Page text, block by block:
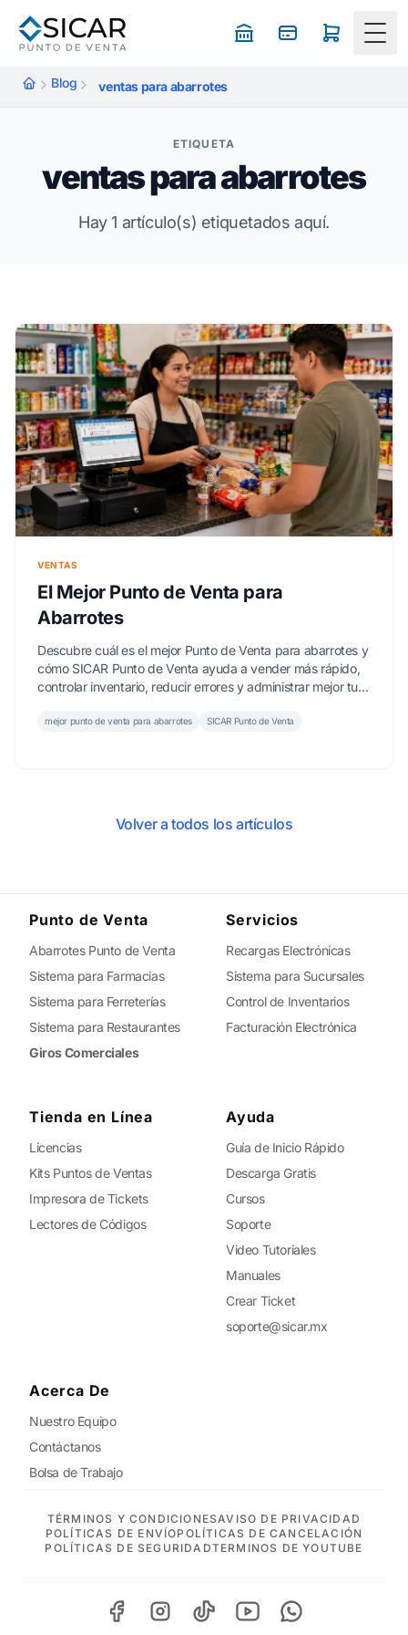
Blog ventas para abarrotes
ETIQUETA
ventas para abarrotes
Hay 1 artículo(s) etiquetados aquí.
VENTAS
El Mejor Punto de Venta para
Abarrotes
Descubre cuál es el mejor Punto de Venta para abarrotes y
cómo SICAR Punto de Venta ayuda a vender más rápido,
controlar inventario, reducir errores y administrar mejor tu
mejor punto de venta para abarrotes SICAR Punto de Venta
Volver a todos los artículos
Punto de Venta
Abarrotes Punto de Venta
Sistema para Farmacias
Sistema para Ferreterías
Sistema para Restaurantes
Giros Comerciales
Servicios
Recargas Electrónicas
Sistema para Sucursales
Control de Inventarios
Facturación Electrónica
Tienda en Línea
Licencias
Kits Puntos de Ventas
Impresora de Tickets
Lectores de Códigos
Ayuda
Guía de Inicio Rápido
Descarga Gratis
Cursos
Soporte
Video Tutoriales
Manuales
Crear Ticket
soporte@sicar.mx
Acerca De
Nuestro Equipo
Contáctanos
Bolsa de Trabajo
TÉRMINOS Y CONDICIONESAVISO DE PRIVACIDAD
POLÍTICAS DE ENVÍOPOLÍTICAS DE CANCELACIÓN
POLÍTICAS DE SEGURIDADTERMINOS DE YOUTUBE